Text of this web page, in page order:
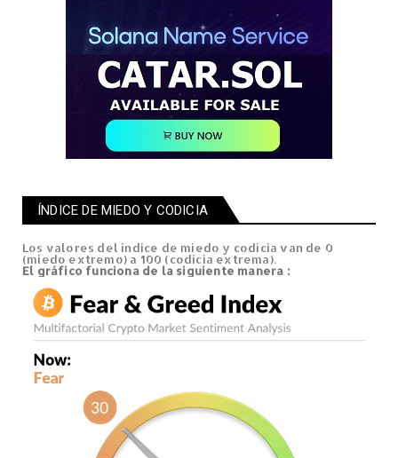
ÍNDICE DE MIEDO Y CODICIA
Los valores del índice de miedo y codicia van de 0
(miedo extremo) a 100 (codicia extrema).
El gráfico funciona de la siguiente manera :